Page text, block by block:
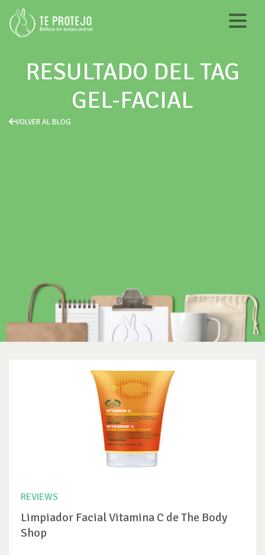
RESULTADO DEL TAG
GEL-FACIAL
VOLVER AL BLOG
REVIEWS
Limpiador Facial Vitamina C de The Body
Shop